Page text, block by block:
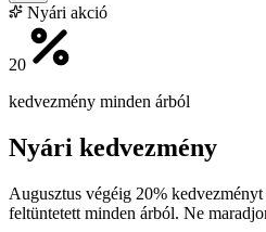
Nyári akció
20
kedvezmény minden árból
Nyári kedvezmény
Augusztus végéig 20% kedvezményt
feltüntetett minden árból. Ne